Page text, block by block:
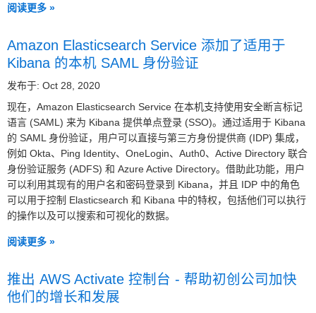
阅读更多 »
Amazon Elasticsearch Service 添加了适用于
Kibana 的本机 SAML 身份验证
发布于: Oct 28, 2020
现在，Amazon Elasticsearch Service 在本机支持使用安全断言标记
语言 (SAML) 来为 Kibana 提供单点登录 (SSO)。通过适用于 Kibana
的 SAML 身份验证，用户可以直接与第三方身份提供商 (IDP) 集成，
例如 Okta、Ping Identity、OneLogin、Auth0、Active Directory 联合
身份验证服务 (ADFS) 和 Azure Active Directory。借助此功能，用户
可以利用其现有的用户名和密码登录到 Kibana，并且 IDP 中的角色
可以用于控制 Elasticsearch 和 Kibana 中的特权，包括他们可以执行
的操作以及可以搜索和可视化的数据。
阅读更多 »
推出 AWS Activate 控制台 - 帮助初创公司加快
他们的增长和发展